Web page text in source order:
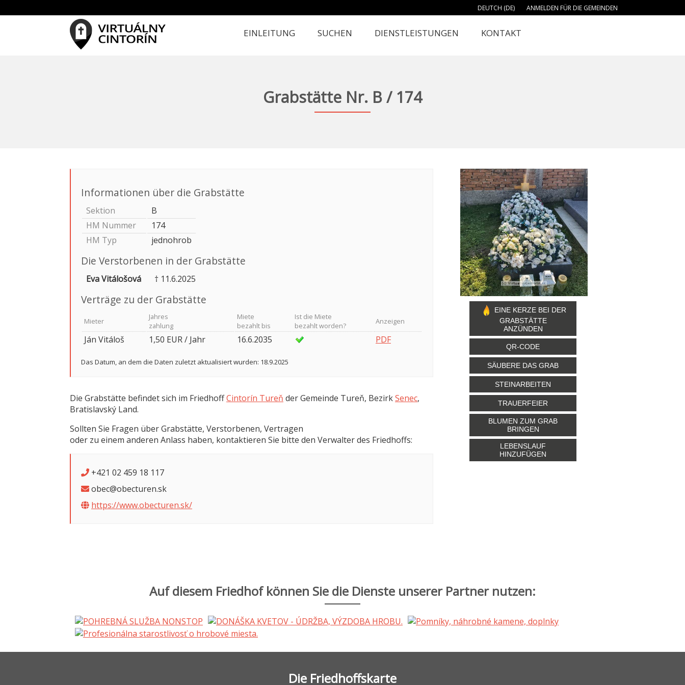
DEUTCH (DE) ANMELDEN FÜR DIE GEMEINDEN
EINLEITUNG SUCHEN DIENSTLEISTUNGEN KONTAKT
Grabstätte Nr. B / 174
Informationen über die Grabstätte
Sektion
B
HM Nummer
174
HM Typ
jednohrob
Die Verstorbenen in der Grabstätte
Eva Vitálošová † 11.6.2025
Verträge zu der Grabstätte
Mieter
Jahres
zahlung
Miete
bezahlt bis
Ist die Miete
bezahlt worden?
Anzeigen
Ján Vitáloš 1,50 EUR / Jahr 16.6.2035 PDF
Das Datum, an dem die Daten zuletzt aktualisiert wurden: 18.9.2025
Die Grabstätte befindet sich im FriedhoffCintorín Tureň der Gemeinde Tureň, BezirkSenec,
Bratislavský Land.
Sollten Sie Fragen über Grabstätte, Verstorbenen, Vertragen
oder zu einem anderen Anlass haben, kontaktieren Sie bitte den Verwalter des Friedhoffs:
+421 02 459 18 117
obec@obecturen.sk
https://www.obecturen.sk/
EINE KERZE BEI DER
GRABSTÄTTE
ANZÜNDEN
QR-CODE
SÄUBERE DAS GRAB
STEINARBEITEN
TRAUERFEIER
BLUMEN ZUM GRAB
BRINGEN
LEBENSLAUF
HINZUFÜGEN
Auf diesem Friedhof können Sie die Dienste unserer Partner nutzen:
Die Friedhoffskarte